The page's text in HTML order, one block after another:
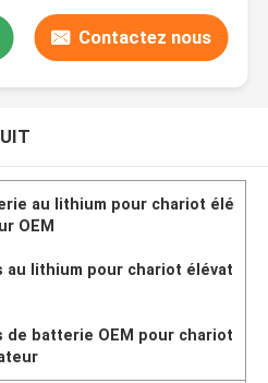
Contactez nous
au lithium pour chariot élé
OEM
au lithium pour chariot élévat
de batterie OEM pour chariot